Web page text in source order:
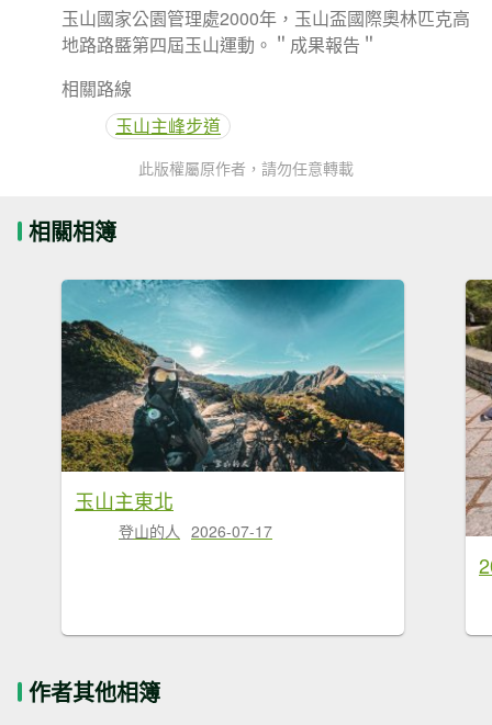
玉山國家公園管理處2000年，玉山盃國際奧林匹克高
地路路䀈第四屆玉山運動。＂成果報告＂
相關路線
玉山主峰步道
此版權屬原作者，請勿任意轉載
相關相簿
玉山主東北
登山的人 2026-07-17
作者其他相簿